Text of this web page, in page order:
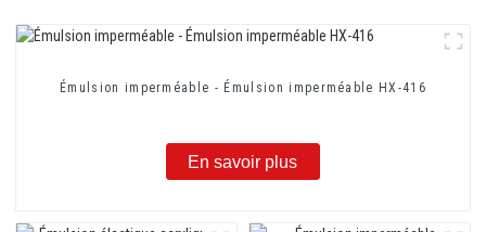
Émulsion imperméable - Émulsion imperméable HX-416
En savoir plus